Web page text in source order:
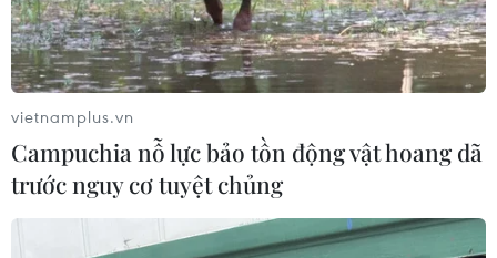
vietnamplus.vn
Campuchia nỗ lực bảo tồn động vật hoang dã
trước nguy cơ tuyệt chủng